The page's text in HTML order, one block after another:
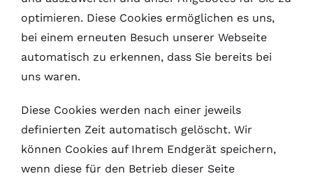
optimieren. Diese Cookies ermöglichen es uns,
bei einem erneuten Besuch unserer Webseite
automatisch zu erkennen, dass Sie bereits bei
uns waren.
Diese Cookies werden nach einer jeweils
definierten Zeit automatisch gelöscht. Wir
können Cookies auf Ihrem Endgerät speichern,
wenn diese für den Betrieb dieser Seite